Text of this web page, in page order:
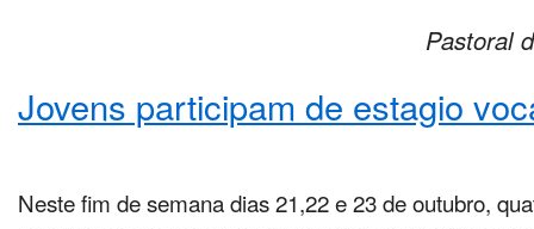
Pastoral
Jovens participam de estagio
Neste fim de semana dias 21,22 e 23 de outubro,